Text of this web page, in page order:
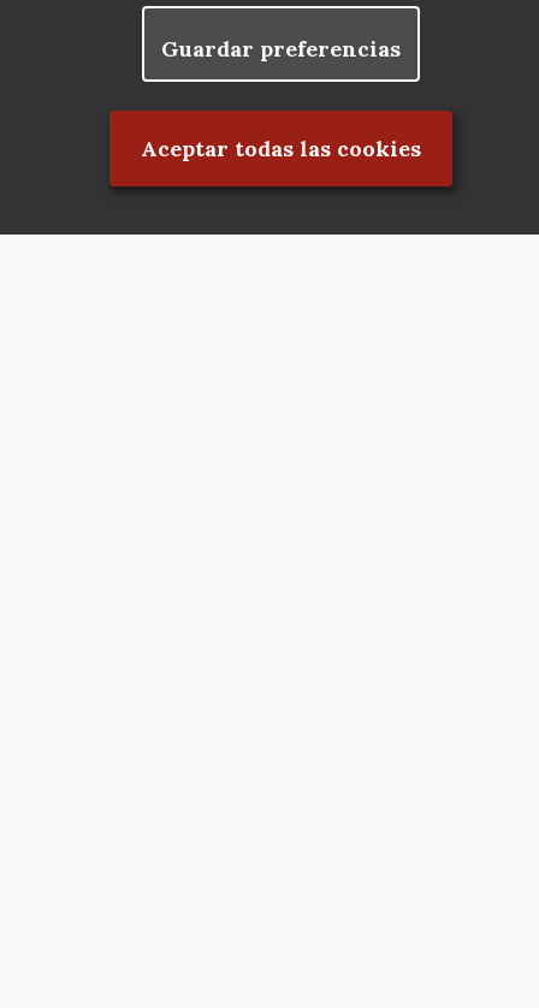
Guardar preferencias
Aceptar todas las cookies